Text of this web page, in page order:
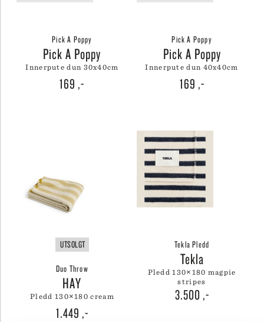
Pick A Poppy
Pick A Poppy
innerpute dun 30x40cm
169 ,-
Pick A Poppy
Pick A Poppy
innerpute dun 40x40cm
169 ,-
UTSOLGT
Duo Throw
HAY
pledd 130×180 cream
1.449 ,-
Tekla Pledd
Tekla
pledd 130×180 magpie
stripes
3.500 ,-